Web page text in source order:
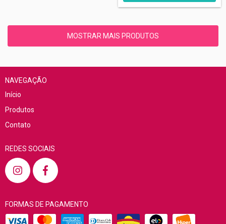
MOSTRAR MAIS PRODUTOS
NAVEGAÇÃO
Início
Produtos
Contato
REDES SOCIAIS
FORMAS DE PAGAMENTO